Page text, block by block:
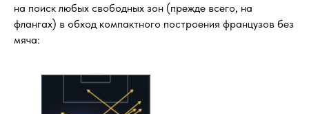
на поиск любых свободных зон (прежде всего, на
флангах) в обход компактного построения французов без
мяча: